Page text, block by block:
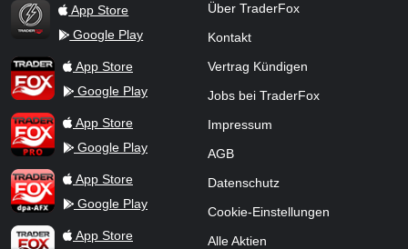
TraderFox Flash
App Store
Google Play
TraderFox AppApp Store
Google Play
TraderFox ProApp Store
Google Play
TraderFox dpa-AFX ProFeed
App Store
Google Play
TraderFox Live Trading
App Store
Über TraderFox
Kontakt
Vertrag Kündigen
Jobs bei TraderFox
Impressum
AGB
Datenschutz
Cookie-Einstellungen
Alle Aktien